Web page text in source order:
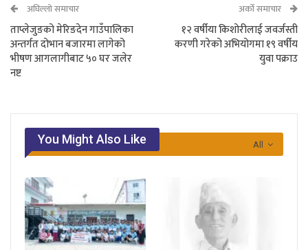
अघिल्लो समाचार
ताप्लेजुङको मेरिङदेन गाउँपालिका
अन्तर्गत दोभान बजारमा लागेको
भीषण आगलागीबाट ५० घर जलेर
नष्ट
अर्को समाचार
१२ वर्षीया किशोरीलाई जवर्जस्ती
करणी गरेको अभियोगमा १९ वर्षीय
युवा पक्राउ
All
You Might Also Like